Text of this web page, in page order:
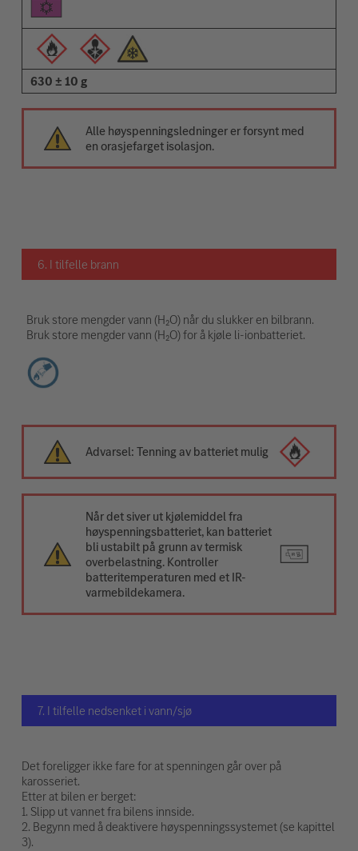
630 ± 10 g
Alle høyspenningsledninger er forsynt med
en orasjefarget isolasjon.
6. I tilfelle brann
Bruk store mengder vann (H₂O) når du slukker en bilbrann.
Bruk store mengder vann (H₂O) for å kjøle li-ionbatteriet.
Advarsel: Tenning av batteriet mulig
Når det siver ut kjølemiddel fra
høyspenningsbatteriet, kan batteriet
bli ustabilt på grunn av termisk
overbelastning. Kontroller
batteritemperaturen med et IR-
varmebildekamera.
7. I tilfelle nedsenket i vann/sjø
Det foreligger ikke fare for at spenningen går over på
karosseriet.
Etter at bilen er berget:
1. Slipp ut vannet fra bilens innside.
2. Begynn med å deaktivere høyspenningssystemet (se kapittel
3).